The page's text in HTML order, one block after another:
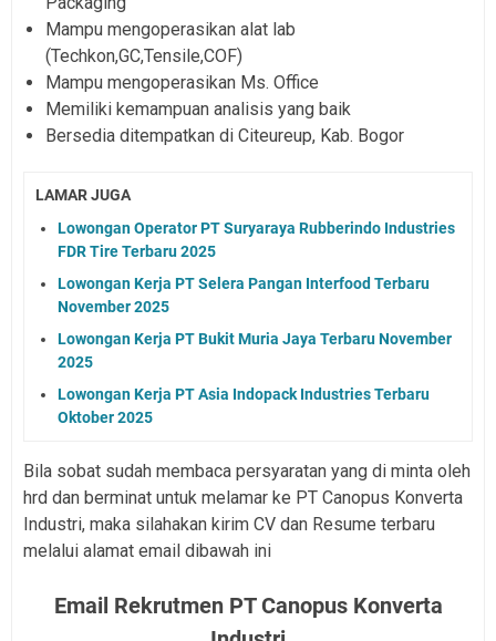
Mampu mengoperasikan alat lab
(Techkon,GC,Tensile,COF)
Mampu mengoperasikan Ms. Office
Memiliki kemampuan analisis yang baik
Bersedia ditempatkan di Citeureup, Kab. Bogor
LAMAR JUGA
Lowongan Operator PT Suryaraya Rubberindo Industries
FDR Tire Terbaru 2025
Lowongan Kerja PT Selera Pangan Interfood Terbaru
November 2025
Lowongan Kerja PT Bukit Muria Jaya Terbaru November
2025
Lowongan Kerja PT Asia Indopack Industries Terbaru
Oktober 2025
Bila sobat sudah membaca persyaratan yang di minta oleh
hrd dan berminat untuk melamar ke PT Canopus Konverta
Industri, maka silahakan kirim CV dan Resume terbaru
melalui alamat email dibawah ini
Email Rekrutmen PT Canopus Konverta